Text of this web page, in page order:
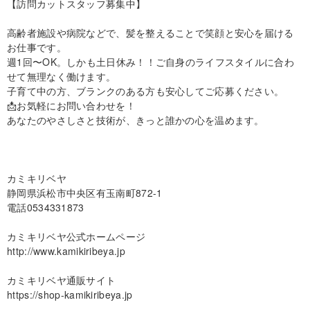
【訪問カットスタッフ募集中】
高齢者施設や病院などで、髪を整えることで笑顔と安心を届ける
お仕事です。
週1回〜OK。しかも土日休み！！ご自身のライフスタイルに合わ
せて無理なく働けます。
子育て中の方、ブランクのある方も安心してご応募ください。
📩お気軽にお問い合わせを！
あなたのやさしさと技術が、きっと誰かの心を温めます。
カミキリベヤ
静岡県浜松市中央区有玉南町872-1
電話0534331873
カミキリベヤ公式ホームページ
http://www.kamikiribeya.jp
カミキリベヤ通販サイト
https://shop-kamikiribeya.jp